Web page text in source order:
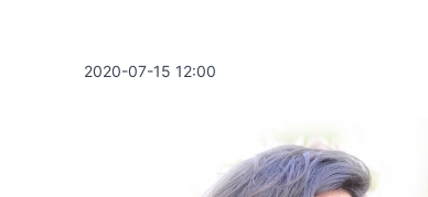
2020-07-15 12:00